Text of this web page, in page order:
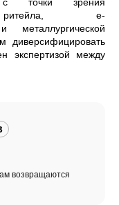
e-
диверсифицировать
экспертизой между
возвращаются